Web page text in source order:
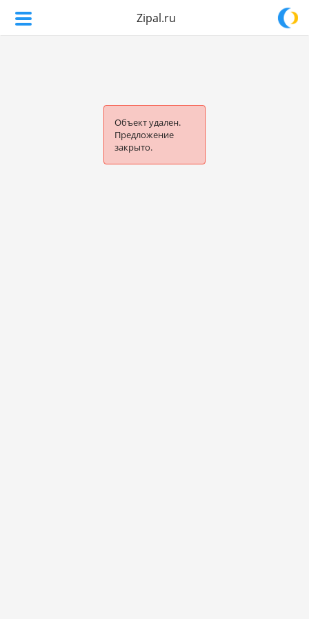
Zipal.ru
Объект удален.
Предложение
закрыто.